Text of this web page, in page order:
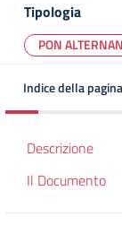
Tipologia
PON
Indice della pagina
Descrizione
Il Documento